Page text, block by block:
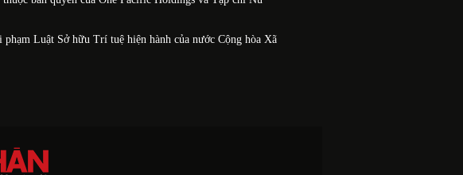
Luật Sở hữu Trí tuệ hiện hành của nước Cộng hòa Xã